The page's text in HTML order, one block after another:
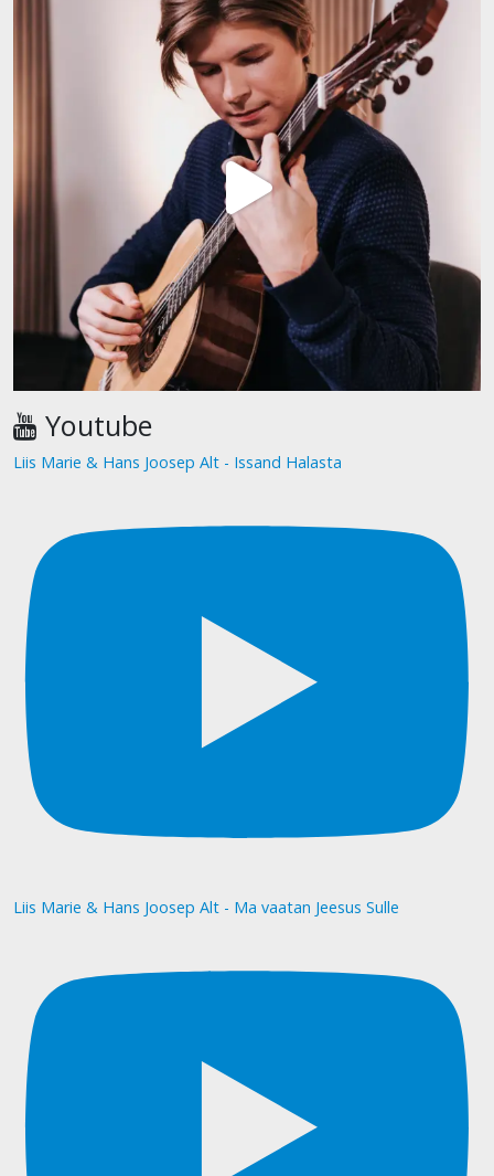
Youtube
Liis Marie & Hans Joosep Alt - Issand Halasta
Liis Marie & Hans Joosep Alt - Ma vaatan Jeesus Sulle